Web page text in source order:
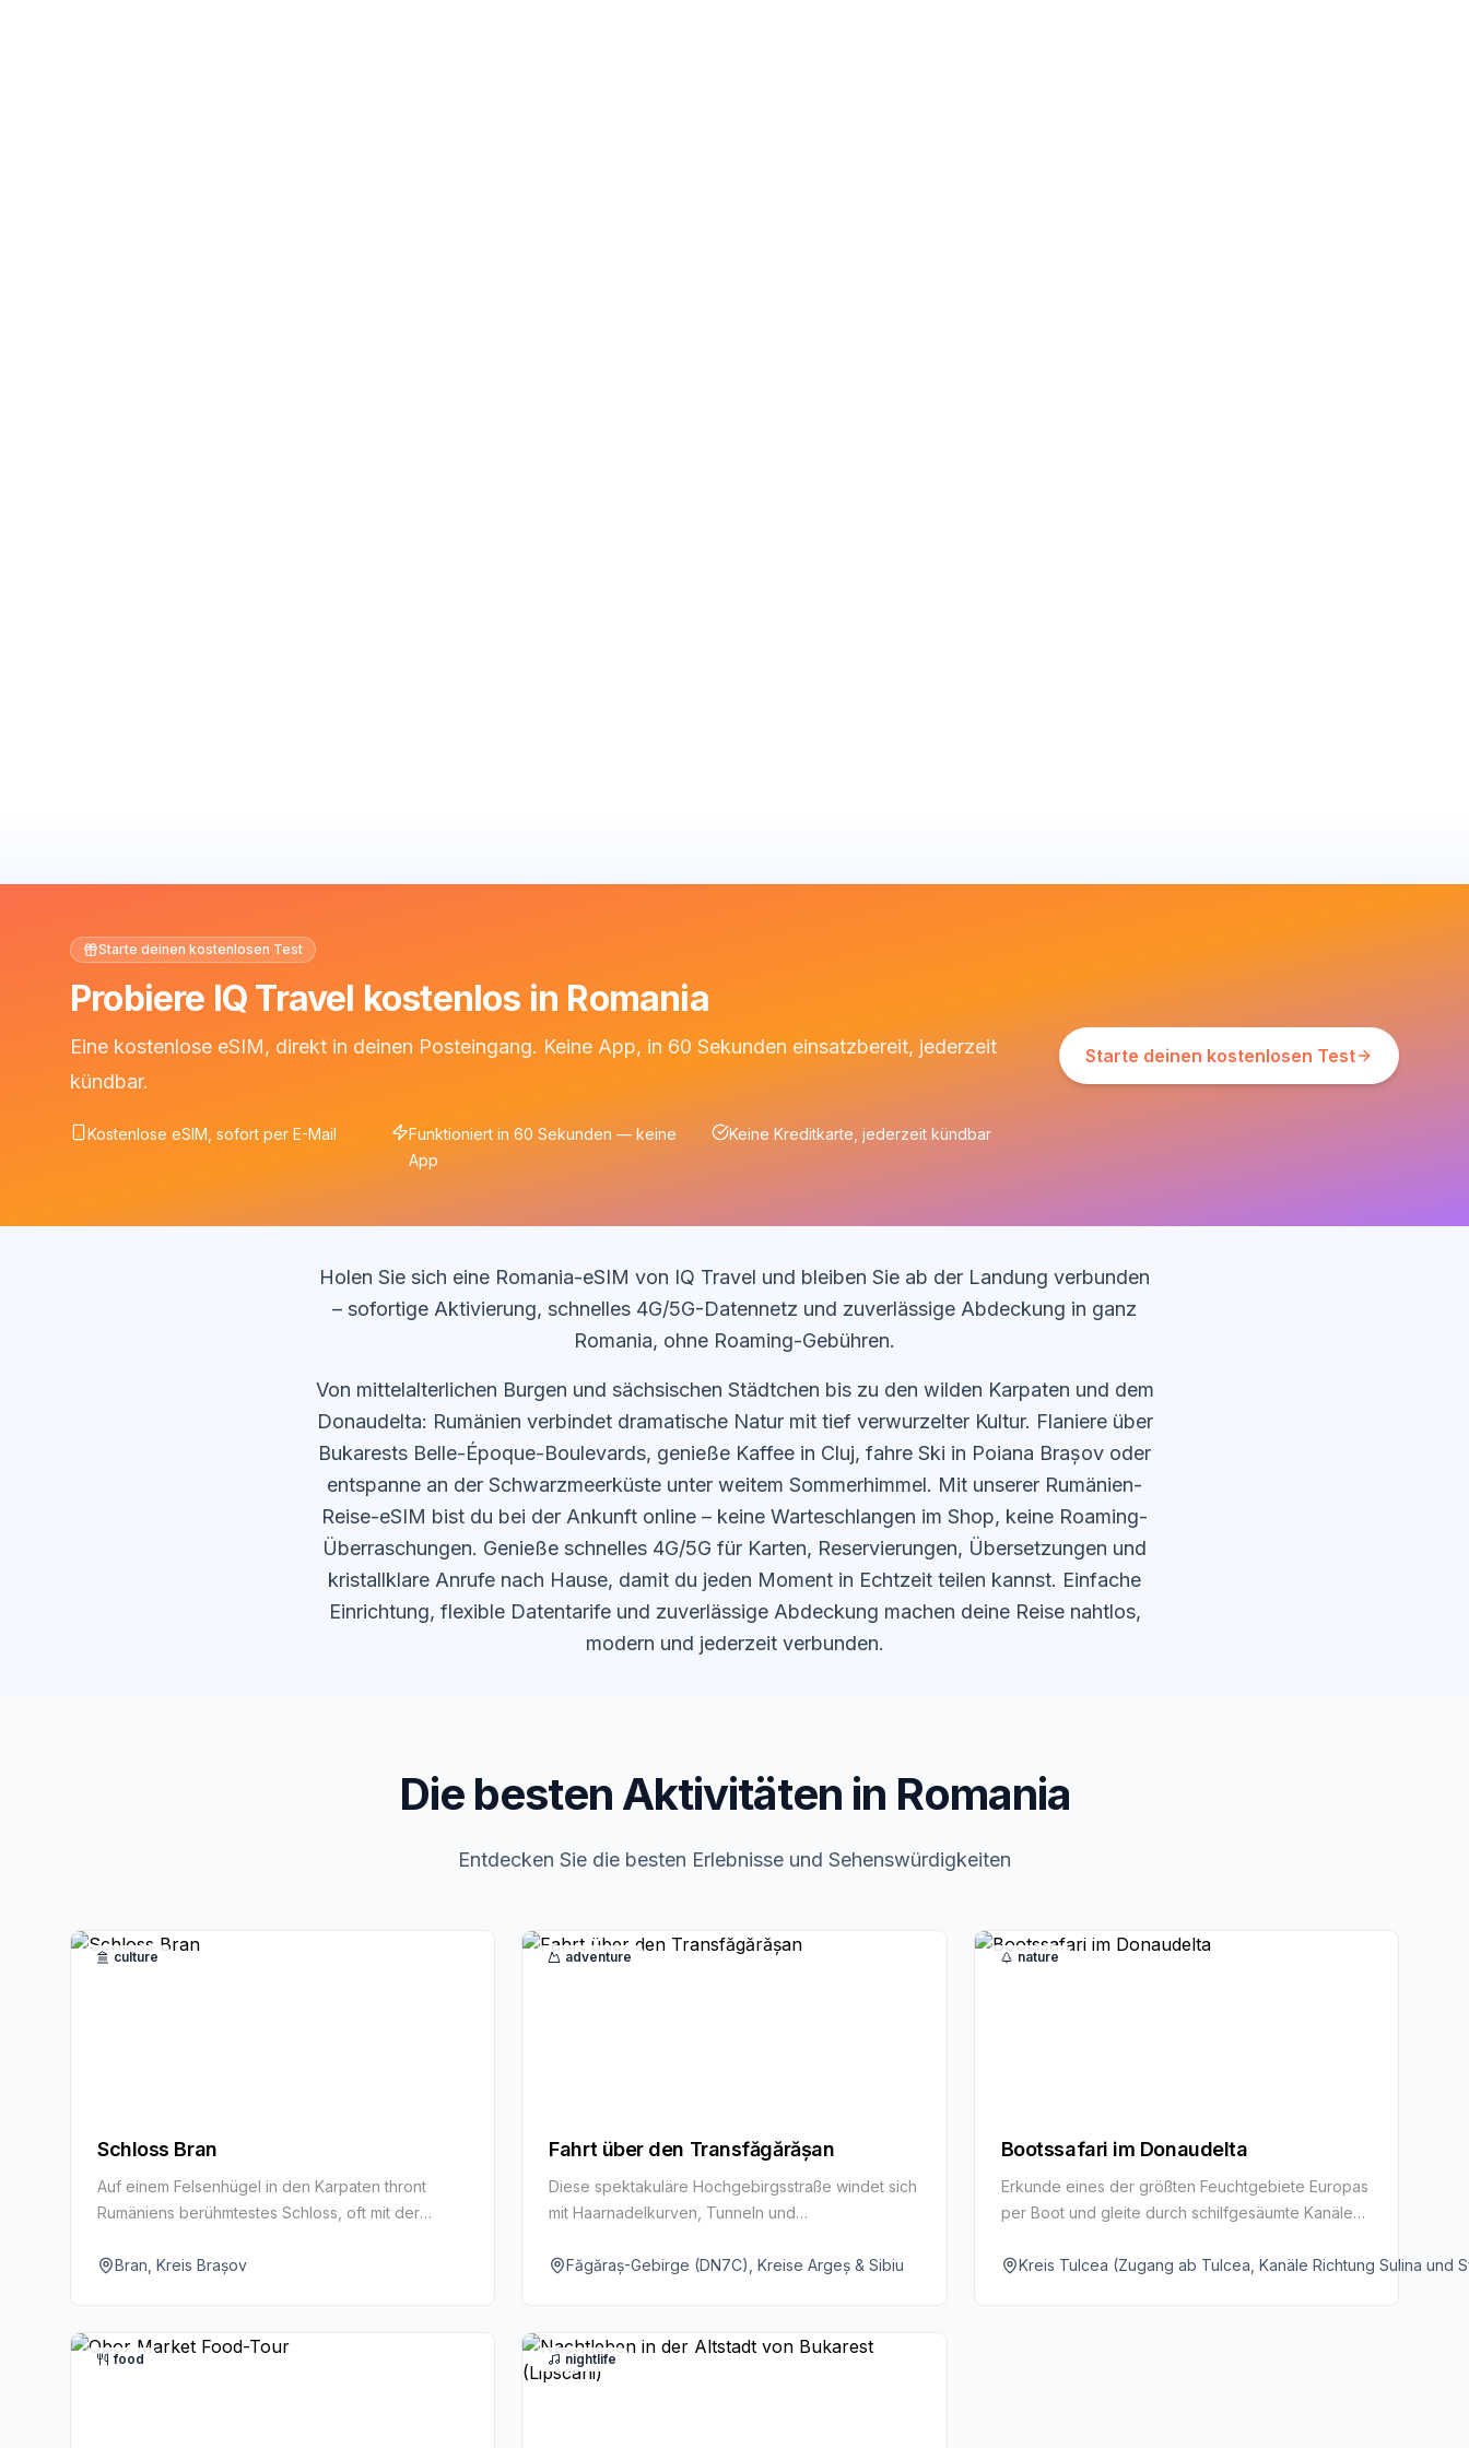
Starte deinen kostenlosen Test
Probiere IQ Travel kostenlos in Romania
Eine kostenlose eSIM, direkt in deinen Posteingang. Keine App, in 60 Sekunden einsatzbereit, jederzeit
kündbar.
Kostenlose eSIM, sofort per E-Mail
Funktioniert in 60 Sekunden — keine
App
Keine Kreditkarte, jederzeit kündbar
Starte deinen kostenlosen Test
Holen Sie sich eine Romania-eSIM von IQ Travel und bleiben Sie ab der Landung verbunden
– sofortige Aktivierung, schnelles 4G/5G-Datennetz und zuverlässige Abdeckung in ganz
Romania, ohne Roaming-Gebühren.
Von mittelalterlichen Burgen und sächsischen Städtchen bis zu den wilden Karpaten und dem
Donaudelta: Rumänien verbindet dramatische Natur mit tief verwurzelter Kultur. Flaniere über
Bukarests Belle-Époque-Boulevards, genieße Kaffee in Cluj, fahre Ski in Poiana Brașov oder
entspanne an der Schwarzmeerküste unter weitem Sommerhimmel. Mit unserer Rumänien-
Reise-eSIM bist du bei der Ankunft online – keine Warteschlangen im Shop, keine Roaming-
Überraschungen. Genieße schnelles 4G/5G für Karten, Reservierungen, Übersetzungen und
kristallklare Anrufe nach Hause, damit du jeden Moment in Echtzeit teilen kannst. Einfache
Einrichtung, flexible Datentarife und zuverlässige Abdeckung machen deine Reise nahtlos,
modern und jederzeit verbunden.
Die besten Aktivitäten in Romania
Entdecken Sie die besten Erlebnisse und Sehenswürdigkeiten
culture
Schloss Bran
Auf einem Felsenhügel in den Karpaten thront
Rumäniens berühmtestes Schloss, oft mit der
schmalen Treppen und Räume voller königlicher
Bran, Kreis Brașov
adventure
Fahrt über den Transfăgărășan
Diese spektakuläre Hochgebirgsstraße windet sich
mit Haarnadelkurven, Tunneln und
Unvergesslich ist die Fahrt zum Gletschersee
Făgăraș-Gebirge (DN7C), Kreise Argeș & Sibiu
nature
Bootssafari im Donaudelta
Erkunde eines der größten Feuchtgebiete Europas
per Boot und gleite durch schilfgesäumte Kanäle
Naturfreunde und Birdwatcher.
Kreis Tulcea (Zugang ab Tulcea, Kanäle Richtung Sulina und
food nightlife